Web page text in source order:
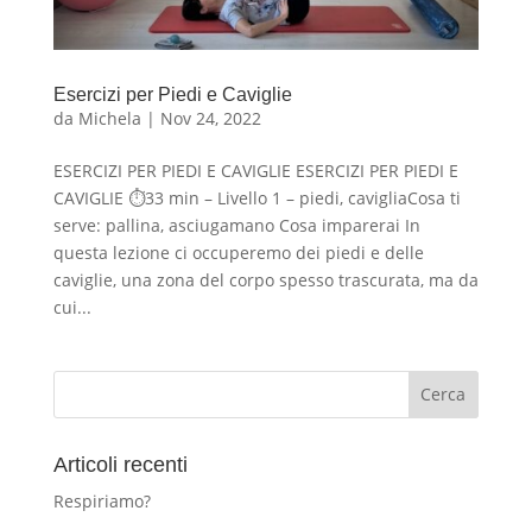
Esercizi per Piedi e Caviglie
da Michela | Nov 24, 2022
ESERCIZI PER PIEDI E CAVIGLIE ESERCIZI PER PIEDI E
CAVIGLIE ⏱33 min – Livello 1 – piedi, cavigliaCosa ti
serve: pallina, asciugamano Cosa imparerai In
questa lezione ci occuperemo dei piedi e delle
caviglie, una zona del corpo spesso trascurata, ma da
cui...
Articoli recenti
Respiriamo?